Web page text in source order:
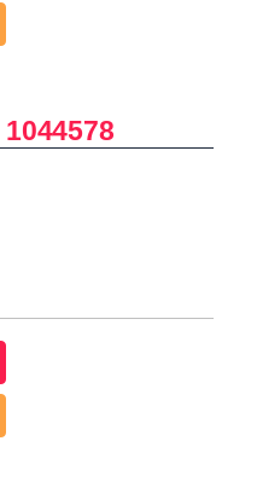
1044578